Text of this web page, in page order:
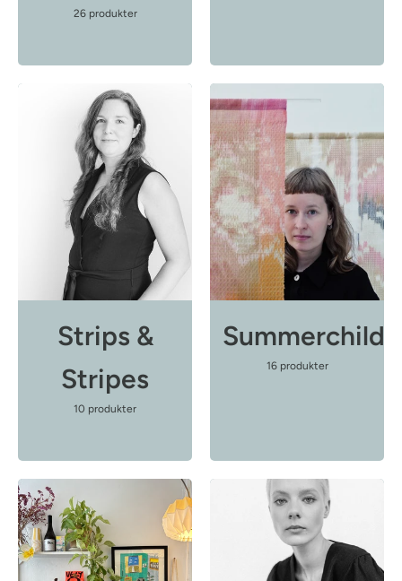
26 produkter
Strips &
Stripes
10 produkter
Summerchild
16 produkter